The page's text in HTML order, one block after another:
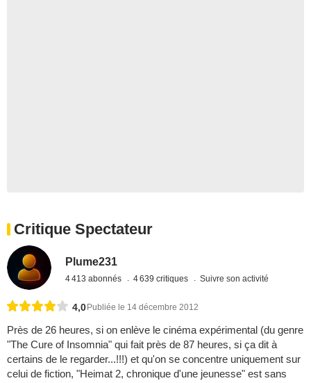
Critique Spectateur
Plume231
4 413 abonnés 4 639 critiques Suivre son activité
4,0 Publiée le 14 décembre 2012
Près de 26 heures, si on enlève le cinéma expérimental (du genre
"The Cure of Insomnia" qui fait près de 87 heures, si ça dit à
certains de le regarder...!!!) et qu'on se concentre uniquement sur
celui de fiction, "Heimat 2, chronique d'une jeunesse" est sans